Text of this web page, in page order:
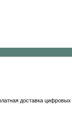
доставка цифровых